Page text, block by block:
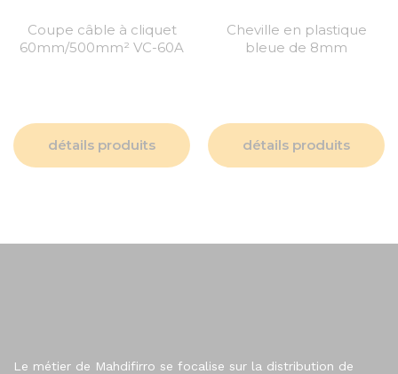
Coupe câble à cliquet
60mm/500mm² VC-60A
détails produits
Cheville en plastique
bleue de 8mm
détails produits
Le métier de Mahdifirro se focalise sur la distribution de